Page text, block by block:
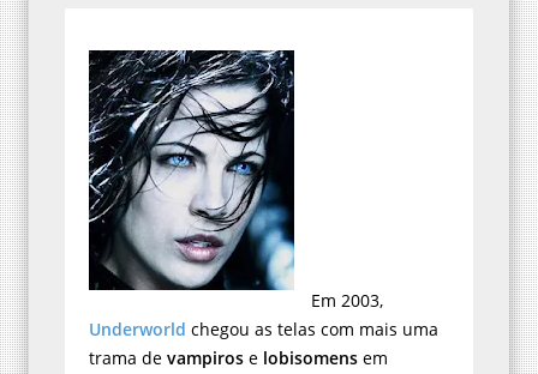
Em 2003,
Underworld chegou as telas com mais uma
trama de vampiros e lobisomens em